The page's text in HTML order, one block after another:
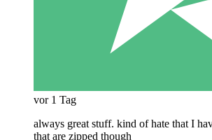
vor 1 Tag
always great stuff. kind of hate that I
that are zipped though